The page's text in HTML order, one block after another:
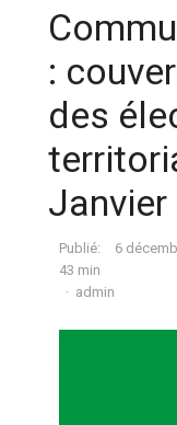
:
des
Janvier
Publié: 6
43 min
Auteur
admin